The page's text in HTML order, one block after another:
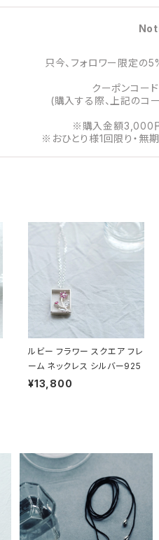
只今、フォロワー限定の
クーポンコー
(購入する際、上記のコ
※購入金額3,000
※おひとり様1回限り・無
ルビー フラワー スクエア フレ
ーム ネックレス シルバー925
¥13,800